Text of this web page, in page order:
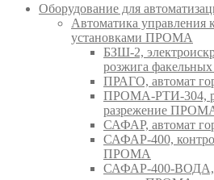
Оборудование для
Автоматика управления
установками ПРОМА
БЗШ-2,
розжига
ПРАГО, автомат
ПРОМА-РТИ-304,
разрежение
САФАР, автомат
САФАР-400,
ПРОМА
САФАР-400-ВОДА,